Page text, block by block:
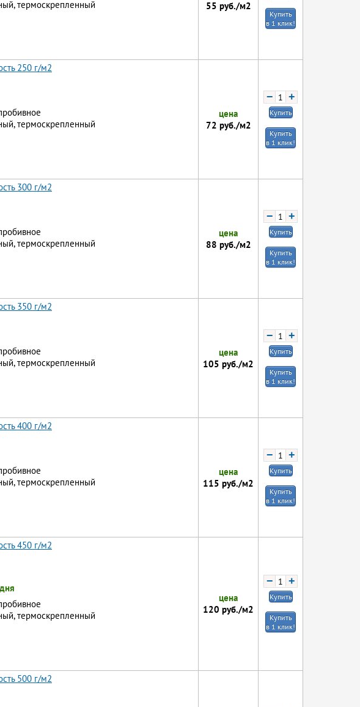
термоскрепленный
55 руб./м2
Купить
в 1 клик!
250 г/м2
термоскрепленный
цена
72 руб./м2
− +
Купить
Купить
в 1 клик!
300 г/м2
термоскрепленный
цена
88 руб./м2
− +
Купить
Купить
в 1 клик!
350 г/м2
термоскрепленный
цена
105 руб./м2
− +
Купить
Купить
в 1 клик!
400 г/м2
термоскрепленный
цена
115 руб./м2
− +
Купить
Купить
в 1 клик!
450 г/м2
термоскрепленный
цена
120 руб./м2
− +
Купить
Купить
в 1 клик!
500 г/м2